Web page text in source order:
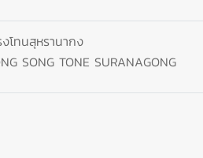
โทนสุหรานากง
SONG TONE SURANAGONG